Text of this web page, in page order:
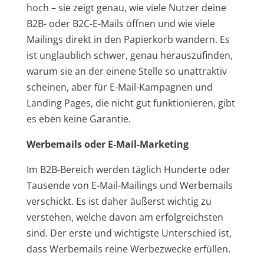
hoch – sie zeigt genau, wie viele Nutzer deine
B2B- oder B2C-E-Mails öffnen und wie viele
Mailings direkt in den Papierkorb wandern. Es
ist unglaublich schwer, genau herauszufinden,
warum sie an der einene Stelle so unattraktiv
scheinen, aber für E-Mail-Kampagnen und
Landing Pages, die nicht gut funktionieren, gibt
es eben keine Garantie.
Werbemails oder E-Mail-Marketing
Im B2B-Bereich werden täglich Hunderte oder
Tausende von E-Mail-Mailings und Werbemails
verschickt. Es ist daher äußerst wichtig zu
verstehen, welche davon am erfolgreichsten
sind. Der erste und wichtigste Unterschied ist,
dass Werbemails reine Werbezwecke erfüllen.